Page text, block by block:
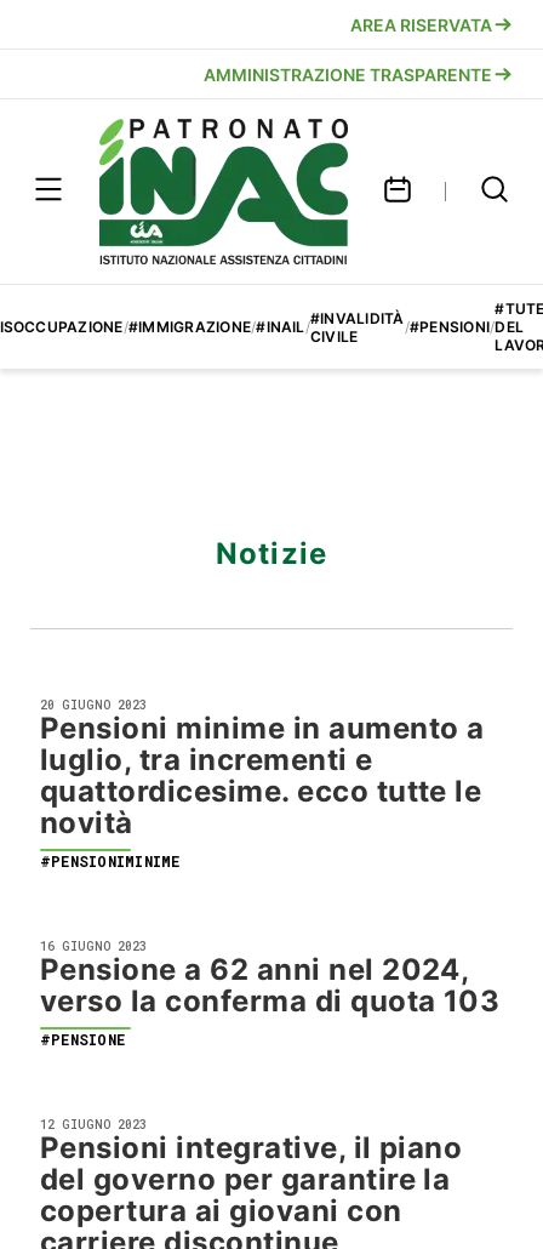
AREA RISERVATA
AMMINISTRAZIONE TRASPARENTE
/#IMMIGRAZIONE/#INAIL/#INVALIDITÀ
CIVILE
/#PENSIONI/DEL
Notizie
20 GIUGNO 2023
Pensioni minime in aumento a
luglio, tra incrementi e
quattordicesime. ecco tutte le
novità
#PENSIONIMINIME
16 GIUGNO 2023
Pensione a 62 anni nel 2024,
verso la conferma di quota 103
#PENSIONE
12 GIUGNO 2023
Pensioni integrative, il piano
del governo per garantire la
copertura ai giovani con